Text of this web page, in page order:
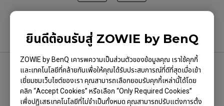
ยินดีต้อนรับสู่ ZOWIE by BenQ
ZOWIE by BenQ เคารพความเป็นส่วนตัวของข้อมูลคุณ เราใช้คุกกี้
และเทคโนโลยีที่คล้ายกันเพื่อให้คุณได้รับประสบการณ์ที่ดีที่สุดเมื่อเข้า
เยี่ยมชมเว็บไซต์ของเรา คุณสามารถเลือกยอมรับคุกกี้เหล่านี้ได้โดย
คลิก “Accept Cookies” หรือเลือก “Only Required Cookies”
เพื่อปฏิเสธเทคโนโลยีที่ไม่จำเป็นทั้งหมด คุณสามารถปรับแต่งการตั้ง
ติดตามเรา